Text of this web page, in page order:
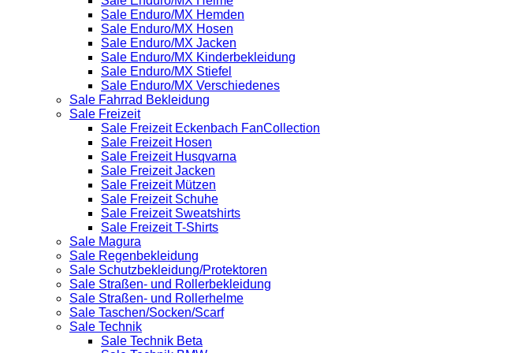
Sale Enduro/MX Hemden
Sale Enduro/MX Hosen
Sale Enduro/MX Jacken
Sale Enduro/MX Kinderbekleidung
Sale Enduro/MX Stiefel
Sale Enduro/MX Verschiedenes
Sale Fahrrad Bekleidung
Sale Freizeit
Sale Freizeit Eckenbach FanCollection
Sale Freizeit Hosen
Sale Freizeit Husqvarna
Sale Freizeit Jacken
Sale Freizeit Mützen
Sale Freizeit Schuhe
Sale Freizeit Sweatshirts
Sale Freizeit T-Shirts
Sale Magura
Sale Regenbekleidung
Sale Schutzbekleidung/Protektoren
Sale Straßen- und Rollerbekleidung
Sale Straßen- und Rollerhelme
Sale Taschen/Socken/Scarf
Sale Technik
Sale Technik Beta